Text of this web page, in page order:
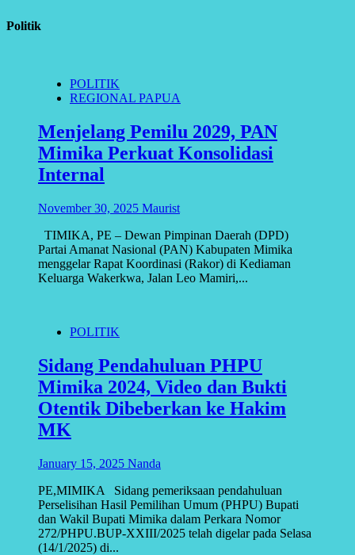
Politik
POLITIK
REGIONAL PAPUA
Menjelang Pemilu 2029, PAN
Mimika Perkuat Konsolidasi
Internal
November 30, 2025 Maurist
TIMIKA, PE – Dewan Pimpinan Daerah (DPD)
Partai Amanat Nasional (PAN) Kabupaten Mimika
menggelar Rapat Koordinasi (Rakor) di Kediaman
Keluarga Wakerkwa, Jalan Leo Mamiri,...
POLITIK
Sidang Pendahuluan PHPU
Mimika 2024, Video dan Bukti
Otentik Dibeberkan ke Hakim
MK
January 15, 2025 Nanda
PE,MIMIKA Sidang pemeriksaan pendahuluan
Perselisihan Hasil Pemilihan Umum (PHPU) Bupati
dan Wakil Bupati Mimika dalam Perkara Nomor
272/PHPU.BUP-XXIII/2025 telah digelar pada Selasa
(14/1/2025) di...